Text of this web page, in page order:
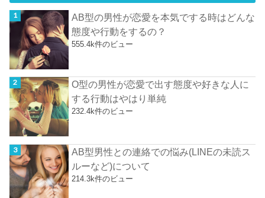
AB型の男性が恋愛を本気でする時はどんな
態度や行動をするの？
555.4k件のビュー
O型の男性が恋愛で出す態度や好きな人に
する行動はやはり単純
232.4k件のビュー
AB型男性との連絡での悩み(LINEの未読ス
ルーなど)について
214.3k件のビュー